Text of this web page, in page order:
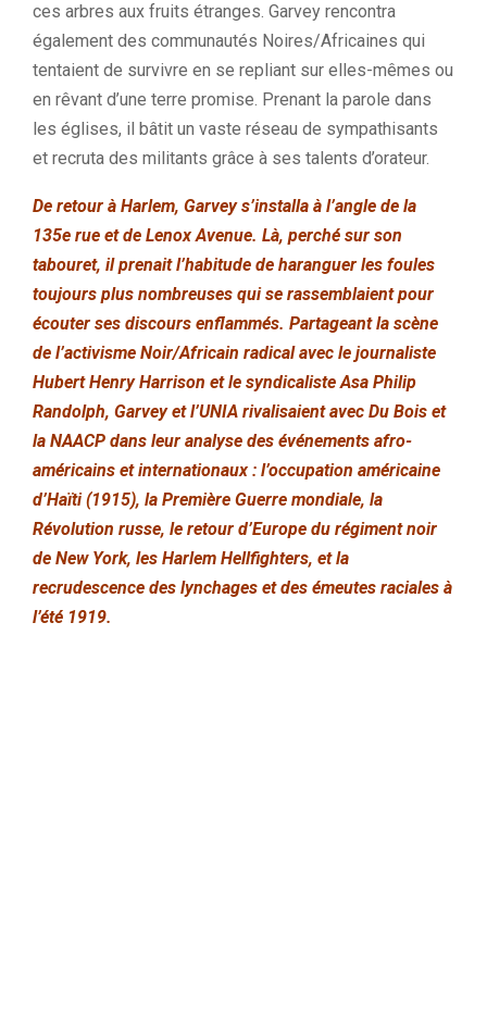
ces arbres aux fruits étranges. Garvey rencontra
également des communautés Noires/Africaines qui
tentaient de survivre en se repliant sur elles-mêmes ou
en rêvant d’une terre promise. Prenant la parole dans
les églises, il bâtit un vaste réseau de sympathisants
et recruta des militants grâce à ses talents d’orateur.
De retour à Harlem, Garvey s’installa à l’angle de la
135e rue et de Lenox Avenue. Là, perché sur son
tabouret, il prenait l’habitude de haranguer les foules
toujours plus nombreuses qui se rassemblaient pour
écouter ses discours enflammés. Partageant la scène
de l’activisme Noir/Africain radical avec le journaliste
Hubert Henry Harrison et le syndicaliste Asa Philip
Randolph, Garvey et l’UNIA rivalisaient avec Du Bois et
la NAACP dans leur analyse des événements afro-
américains et internationaux : l’occupation américaine
d’Haïti (1915), la Première Guerre mondiale, la
Révolution russe, le retour d’Europe du régiment noir
de New York, les Harlem Hellfighters, et la
recrudescence des lynchages et des émeutes raciales à
l’été 1919.